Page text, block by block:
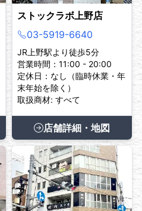
ストックラボ上野店
03-5919-6640
JR上野駅より徒歩5分
営業時間：11:00 - 20:00
定休日：なし（臨時休業・年
末年始を除く）
取扱商材: すべて
店舗詳細・地図